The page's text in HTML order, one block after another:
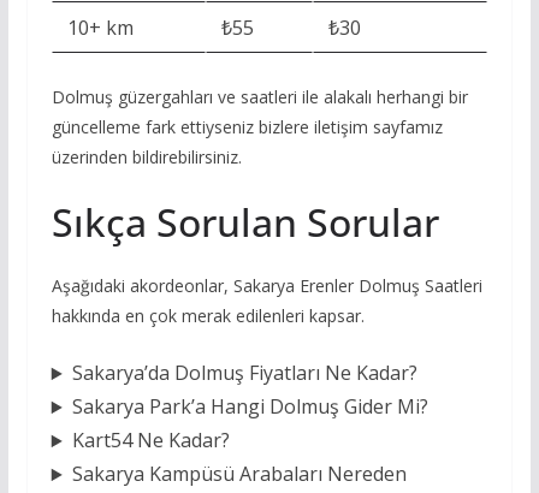
10+ km
₺55 ₺30
Dolmuş güzergahları ve saatleri ile alakalı herhangi bir
güncelleme fark ettiyseniz bizlere iletişim sayfamız
üzerinden bildirebilirsiniz.
Sıkça Sorulan Sorular
Aşağıdaki akordeonlar, Sakarya Erenler Dolmuş Saatleri
hakkında en çok merak edilenleri kapsar.
Sakarya’da Dolmuş Fiyatları Ne Kadar?
Sakarya Park’a Hangi Dolmuş Gider Mi?
Kart54 Ne Kadar?
Sakarya Kampüsü Arabaları Nereden